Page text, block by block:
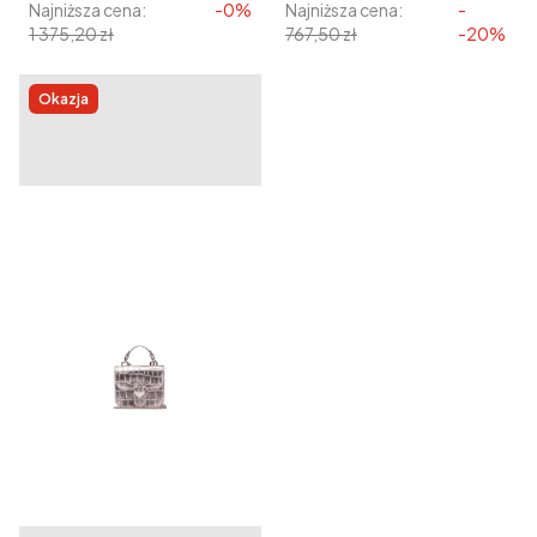
Najniższa cena:
1 375,20 zł
-0%
Najniższa cena:
767,50 zł
-
-20%
Okazja